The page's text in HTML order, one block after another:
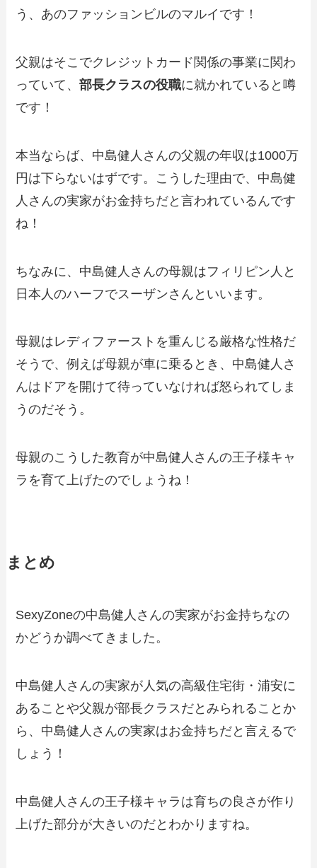
う、あのファッションビルのマルイです！
父親はそこでクレジットカード関係の事業に関わ
っていて、部長クラスの役職に就かれていると噂
です！
本当ならば、中島健人さんの父親の年収は1000万
円は下らないはずです。こうした理由で、中島健
人さんの実家がお金持ちだと言われているんです
ね！
ちなみに、中島健人さんの母親はフィリピン人と
日本人のハーフでスーザンさんといいます。
母親はレディファーストを重んじる厳格な性格だ
そうで、例えば母親が車に乗るとき、中島健人さ
んはドアを開けて待っていなければ怒られてしま
うのだそう。
母親のこうした教育が中島健人さんの王子様キャ
ラを育て上げたのでしょうね！
まとめ
SexyZoneの中島健人さんの実家がお金持ちなの
かどうか調べてきました。
中島健人さんの実家が人気の高級住宅街・浦安に
あることや父親が部長クラスだとみられることか
ら、中島健人さんの実家はお金持ちだと言えるで
しょう！
中島健人さんの王子様キャラは育ちの良さが作り
上げた部分が大きいのだとわかりますね。